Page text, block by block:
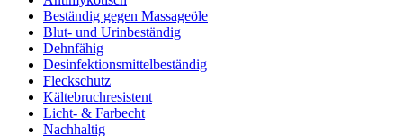
Beständig gegen Massageöle
Blut- und Urinbeständig
Dehnfähig
Desinfektionsmittelbeständig
Fleckschutz
Kältebruchresistent
Licht- & Farbecht
Nachhaltig